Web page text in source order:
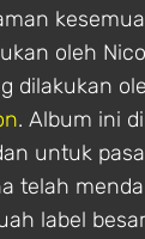
oleh
dilakukan
. Album ini
untuk
telah
label